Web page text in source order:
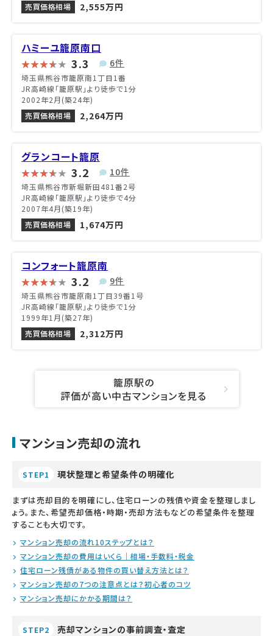
売買価格相場 2,555万円
ハミーユ籠原南口
3.3 6件
埼玉県熊谷市籠原南1丁目1番
JR高崎線「籠原駅」より徒歩で1分
2002年2月(築24年)
売買価格相場
2,264万円
グランコート籠原
3.2 10件
埼玉県熊谷市新堀新田481番2号
JR高崎線「籠原駅」より徒歩で4分
2007年4月(築19年)
売買価格相場
1,674万円
コンフォート籠原南
3.2 9件
埼玉県熊谷市籠原南1丁目39番1号
JR高崎線「籠原駅」より徒歩で1分
1999年1月(築27年)
売買価格相場
2,312万円
籠原駅の
評価が高い中古マンションを見る
マンション売却の流れ
STEP1 現状整理と希望条件の明確化
まずは売却目的を明確にし、住宅ローンの残債や資金を整理しまし
ょう。また、希望売却価格・時期・売却方法もなどの希望条件を整理
することも大切です。
マンション売却の流れ10ステップとは？
マンション売却の費用はいくら｜相場・手数料・税金
住宅ローン残債がある物件の買い替え方法とは？
マンション売却の7つの注意点とは？初心者のコツ
マンション売却にかかる期間は？
STEP2 売却マンションの事前調査・査定